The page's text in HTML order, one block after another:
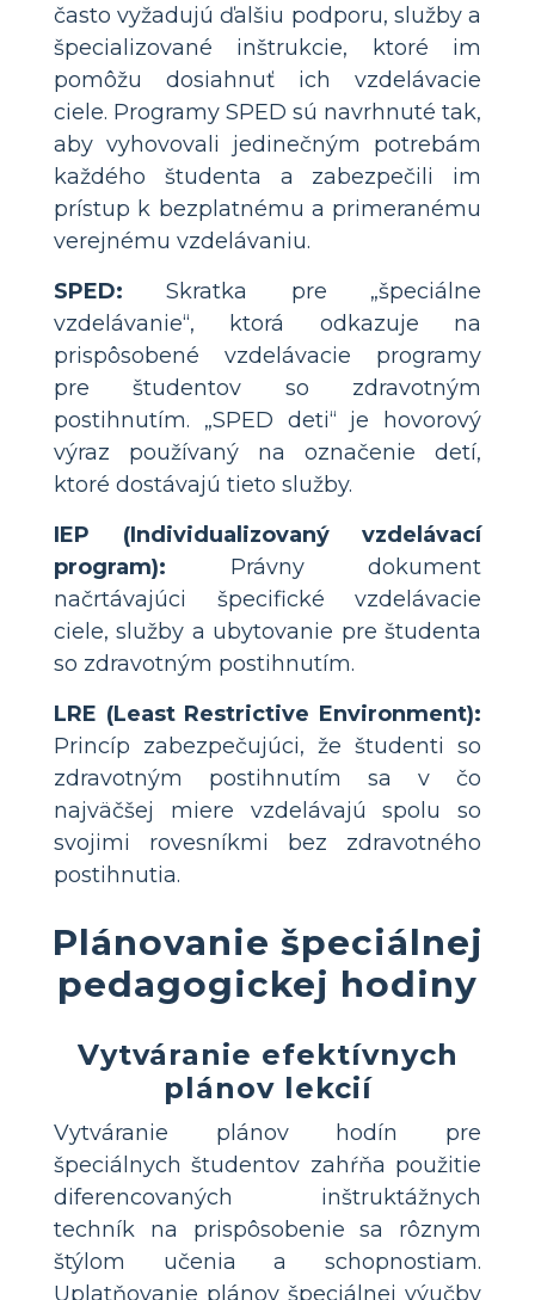
často vyžadujú ďalšiu podporu, služby a
špecializované inštrukcie, ktoré im
pomôžu dosiahnuť ich vzdelávacie
ciele. Programy SPED sú navrhnuté tak,
aby vyhovovali jedinečným potrebám
každého študenta a zabezpečili im
prístup k bezplatnému a primeranému
verejnému vzdelávaniu.
SPED: Skratka pre „špeciálne
vzdelávanie“, ktorá odkazuje na
prispôsobené vzdelávacie programy
pre študentov so zdravotným
postihnutím. „SPED deti“ je hovorový
výraz používaný na označenie detí,
ktoré dostávajú tieto služby.
IEP (Individualizovaný vzdelávací
program): Právny dokument
načrtávajúci špecifické vzdelávacie
ciele, služby a ubytovanie pre študenta
so zdravotným postihnutím.
LRE (Least Restrictive Environment):
Princíp zabezpečujúci, že študenti so
zdravotným postihnutím sa v čo
najväčšej miere vzdelávajú spolu so
svojimi rovesníkmi bez zdravotného
postihnutia.
Plánovanie špeciálnej
pedagogickej hodiny
Vytváranie efektívnych
plánov lekcií
Vytváranie plánov hodín pre
špeciálnych študentov zahŕňa použitie
diferencovaných inštruktážnych
techník na prispôsobenie sa rôznym
štýlom učenia a schopnostiam.
Uplatňovanie plánov špeciálnej výučby